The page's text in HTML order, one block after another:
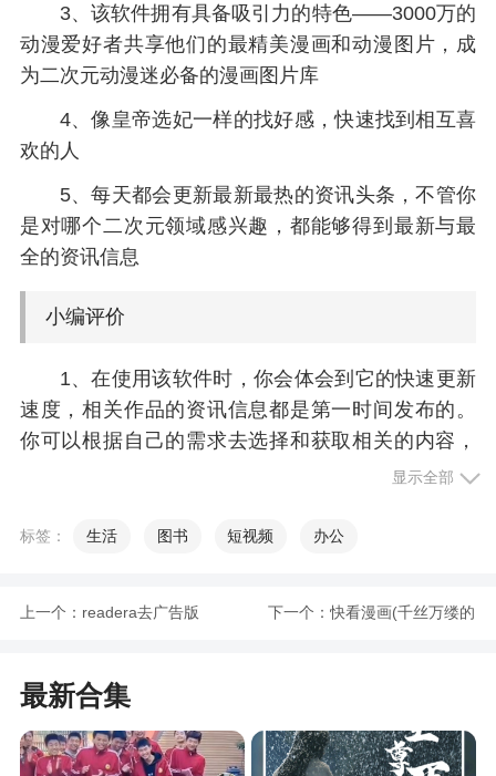
3、该软件拥有具备吸引力的特色——3000万的
动漫爱好者共享他们的最精美漫画和动漫图片，成
为二次元动漫迷必备的漫画图片库
4、像皇帝选妃一样的找好感，快速找到相互喜
欢的人
5、每天都会更新最新最热的资讯头条，不管你
是对哪个二次元领域感兴趣，都能够得到最新与最
全的资讯信息
小编评价
1、在使用该软件时，你会体会到它的快速更新
速度，相关作品的资讯信息都是第一时间发布的。
你可以根据自己的需求去选择和获取相关的内容，
而且所有的资源都被整合和划分，页面简洁，使用
带来最新的美观图片
咕噜咕噜，最前沿情报，一手掌握最新最全二次元
3、g站app是一个日系二次元游戏发行平台，g
站app是由咕噜游戏官方推出的咕噜咕噜app，g站
显示全部
标签： 生活 图书 短视频 办公
上一个： readera去广告版 下一个： 快看漫画(千丝万缕的
最新合集